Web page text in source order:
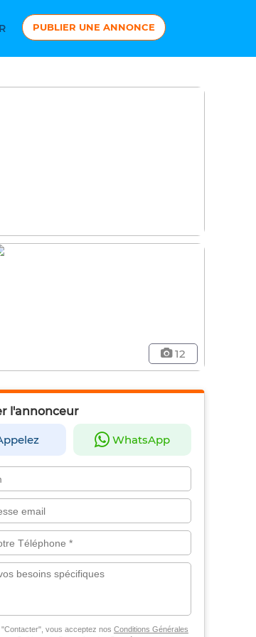
PUBLIER UNE ANNONCE
12
l'annonceur
WhatsApp
"Contacter", vous acceptez nos Conditions Générales